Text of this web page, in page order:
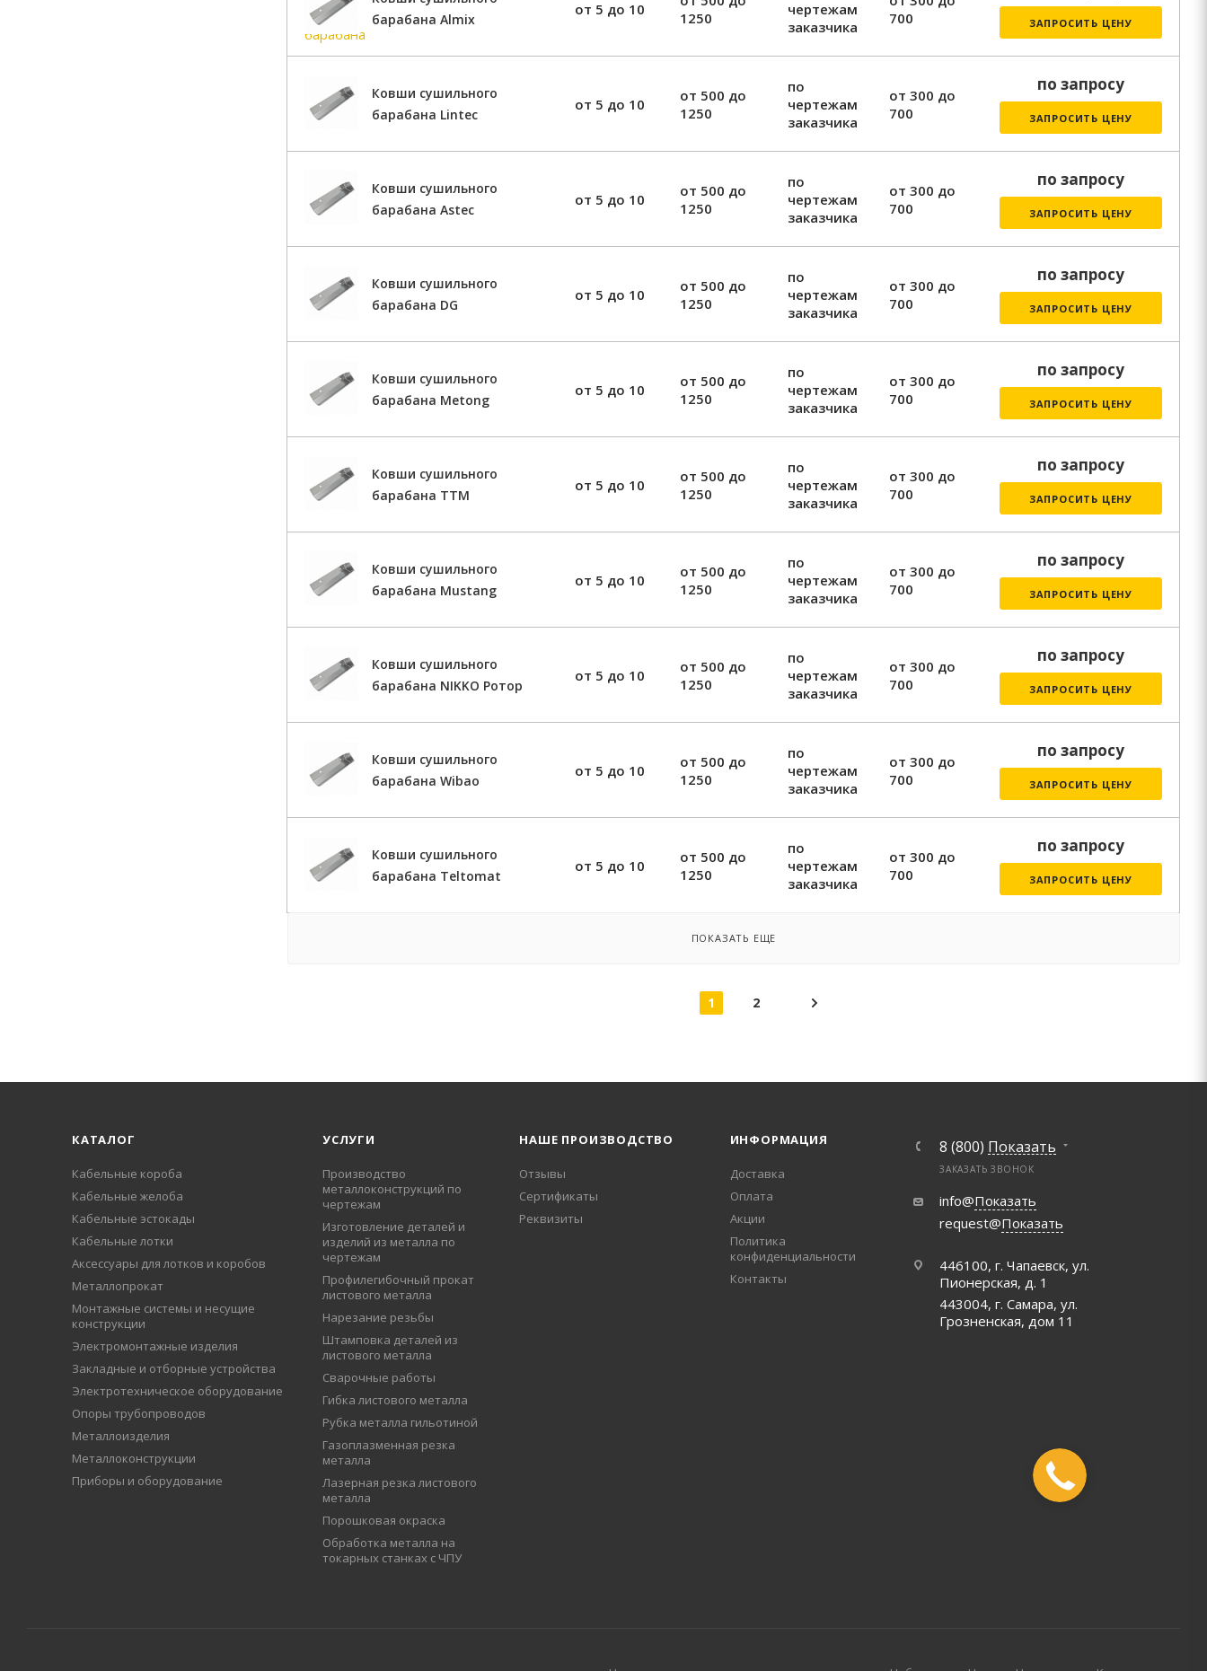
барабана Almix
от 5 до 10
1250
чертежам
заказчика
700
ЗАПРОСИТЬ ЦЕНУ
Ковши сушильного
барабана Lintec
от 5 до 10
от 500 до
1250
по
чертежам
заказчика
от 300 до
700
по запросу
ЗАПРОСИТЬ ЦЕНУ
Ковши сушильного
барабана Astec
от 5 до 10
от 500 до
1250
по
чертежам
заказчика
от 300 до
700
по запросу
ЗАПРОСИТЬ ЦЕНУ
Ковши сушильного
барабана DG
от 5 до 10
от 500 до
1250
по
чертежам
заказчика
от 300 до
700
по запросу
ЗАПРОСИТЬ ЦЕНУ
Ковши сушильного
барабана Metong
от 5 до 10
от 500 до
1250
по
чертежам
заказчика
от 300 до
700
по запросу
ЗАПРОСИТЬ ЦЕНУ
Ковши сушильного
барабана TTM
от 5 до 10
от 500 до
1250
по
чертежам
заказчика
от 300 до
700
по запросу
ЗАПРОСИТЬ ЦЕНУ
Ковши сушильного
барабана Mustang
от 5 до 10
от 500 до
1250
по
чертежам
заказчика
от 300 до
700
по запросу
ЗАПРОСИТЬ ЦЕНУ
Ковши сушильного
барабана NIKKO Ротор
от 5 до 10
от 500 до
1250
по
чертежам
заказчика
от 300 до
700
по запросу
ЗАПРОСИТЬ ЦЕНУ
Ковши сушильного
барабана Wibao
от 5 до 10
от 500 до
1250
по
чертежам
заказчика
от 300 до
700
по запросу
ЗАПРОСИТЬ ЦЕНУ
Ковши сушильного
барабана Teltomat
от 5 до 10
от 500 до
1250
по
чертежам
заказчика
от 300 до
700
по запросу
ЗАПРОСИТЬ ЦЕНУ
ПОКАЗАТЬ ЕЩЕ
1 2
КАТАЛОГ
Кабельные короба
Кабельные желоба
Кабельные эстокады
Кабельные лотки
Аксессуары для лотков и коробов
Металлопрокат
Монтажные системы и несущие
конструкции
Электромонтажные изделия
Закладные и отборные устройства
Электротехническое оборудование
Опоры трубопроводов
Металлоизделия
Металлоконструкции
Приборы и оборудование
УСЛУГИ
Производство
металлоконструкций по
чертежам
Изготовление деталей и
изделий из металла по
чертежам
Профилегибочный прокат
листового металла
Нарезание резьбы
Штамповка деталей из
листового металла
Сварочные работы
Гибка листового металла
Рубка металла гильотиной
Газоплазменная резка
металла
Лазерная резка листового
металла
Порошковая окраска
Обработка металла на
токарных станках с ЧПУ
НАШЕ ПРОИЗВОДСТВО
Отзывы
Сертификаты
Реквизиты
ИНФОРМАЦИЯ
Доставка
Оплата
Акции
Политика
конфиденциальности
Контакты
8 (800) Показать
ЗАКАЗАТЬ ЗВОНОК
info@Показать
request@Показать
446100, г. Чапаевск, ул.
Пионерская, д. 1
443004, г. Самара, ул.
Грозненская, дом 11